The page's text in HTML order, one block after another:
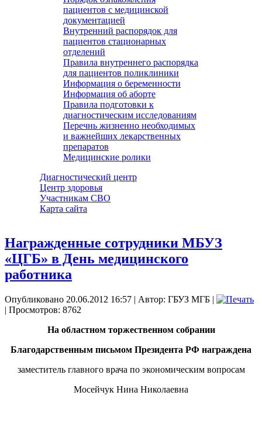
пациентов с медицинской
документацией
Внутренний распорядок для
пациентов стационарных
отделений
Правила внутреннего распорядка
для пациентов поликлиники
Информация о беременности
Информация об аборте
Правила подготовки к
диагностическим исследованиям
Перечнь жизненно необходимых
и важнейших лекарственных
препаратов
Медицинские ролики
Диагностический центр
Центр здоровья
Участникам СВО
Карта сайта
Награжденные сотрудники МБУЗ
«ЦГБ» в День медицинского
работника
Опубликовано 20.06.2012 16:57 | Автор: ГБУЗ МГБ |
| Просмотров: 8762
На областном торжественном собрании
Благодарственным письмом Президента РФ награждена
заместитель главного врача по экономическим вопросам
Мосейчук Нина Николаевна